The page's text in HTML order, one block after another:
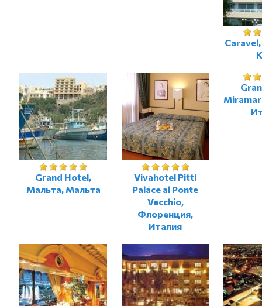
Grand Hotel,
Мальта, Мальта
Vivahotel Pitti
Palace al Ponte
Vecchio,
Флоренция,
Италия